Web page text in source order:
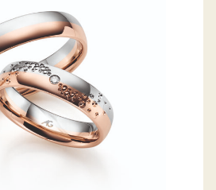
TRAURINGE